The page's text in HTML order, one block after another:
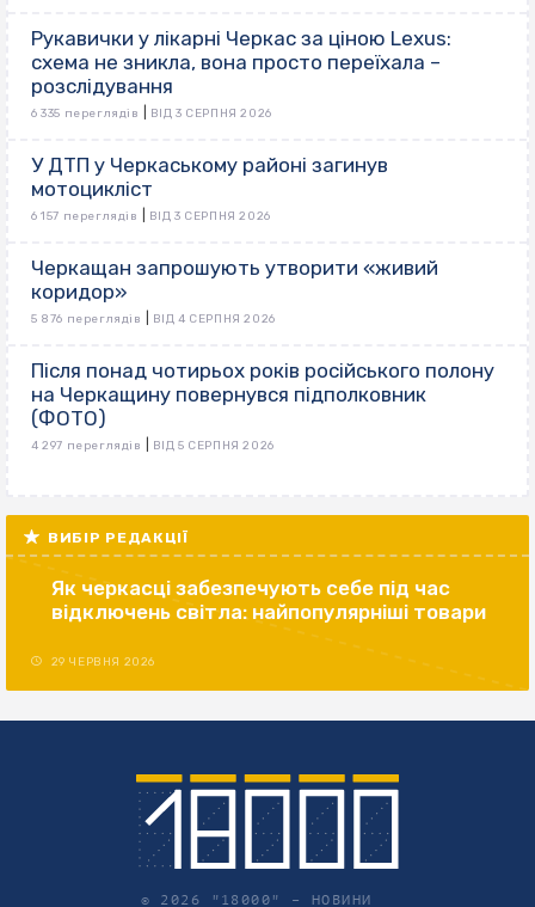
Рукавички у лікарні Черкас за ціною Lexus:
схема не зникла, вона просто переїхала –
розслідування
6 335 переглядів ВІД 3 СЕРПНЯ 2026
У ДТП у Черкаському районі загинув
мотоцикліст
6 157 переглядів ВІД 3 СЕРПНЯ 2026
Черкащан запрошують утворити «живий
коридор»
5 876 переглядів ВІД 4 СЕРПНЯ 2026
Після понад чотирьох років російського полону
на Черкащину повернувся підполковник
(ФОТО)
4 297 переглядів ВІД 5 СЕРПНЯ 2026
ВИБІР РЕДАКЦІЇ
Як черкасці забезпечують себе під час
відключень світла: найпопулярніші товари
29 ЧЕРВНЯ 2026
© 2026 "18000" – НОВИНИ